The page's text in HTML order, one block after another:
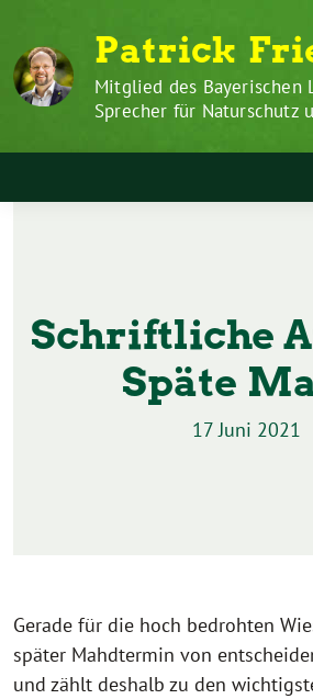
Inhalt
springen
zum
Inhalt
Patrick
Mitglied des Bayerischen
Sprecher für Naturschutz
Schriftliche
Späte
17 Juni 2021
Gerade für die hoch bedrohten
später Mahdtermin von entschei
und zählt deshalb zu den